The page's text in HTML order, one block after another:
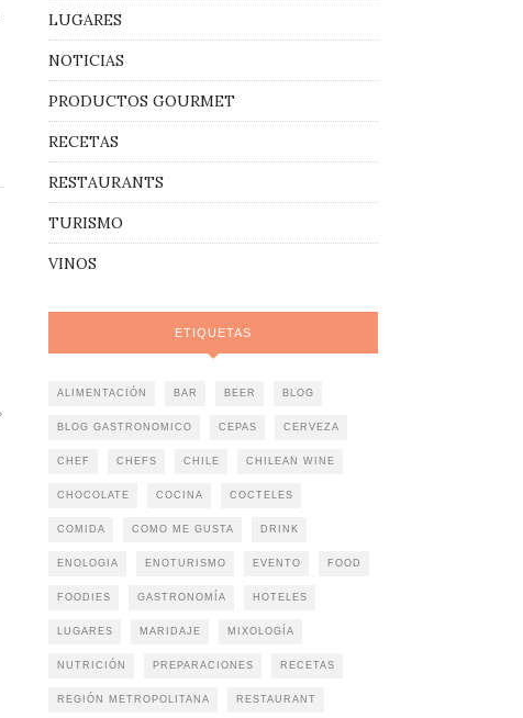
LUGARES
NOTICIAS
PRODUCTOS GOURMET
RECETAS
RESTAURANTS
TURISMO
VINOS
ETIQUETAS
ALIMENTACIÓN BAR BEER BLOG
BLOG GASTRONOMICO CEPAS CERVEZA
CHEF CHEFS CHILE CHILEAN WINE
CHOCOLATE COCINA COCTELES
COMIDA COMO ME GUSTA DRINK
ENOLOGIA ENOTURISMO EVENTO FOOD
FOODIES GASTRONOMÍA HOTELES
LUGARES MARIDAJE MIXOLOGÍA
NUTRICIÓN PREPARACIONES RECETAS
REGIÓN METROPOLITANA RESTAURANT